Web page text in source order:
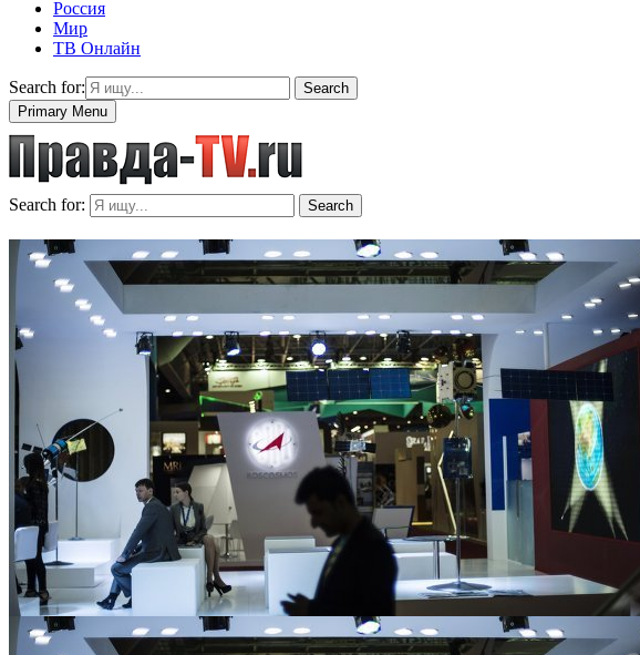
Россия
Мир
ТВ Онлайн
Search for:
Search
Primary Menu
Search for: Search